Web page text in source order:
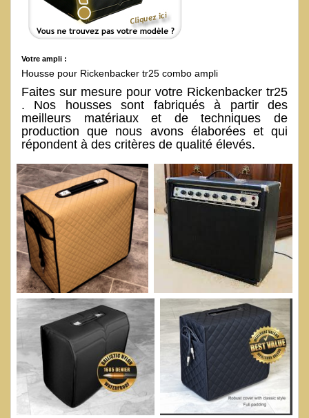
Votre ampli :
Housse pour Rickenbacker tr25 combo ampli
Faites sur mesure pour votre Rickenbacker tr25
. Nos housses sont fabriqués à partir des
meilleurs matériaux et de techniques de
production que nous avons élaborées et qui
répondent à des critères de qualité élevés.